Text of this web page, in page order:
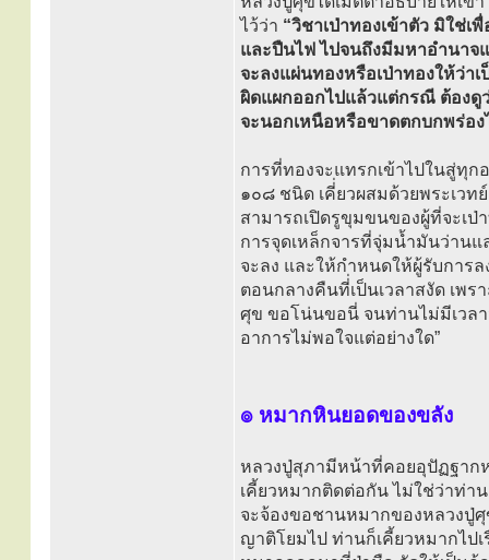
ไว้ว่า “วิชาเป่าทองเข้าตัว มิใช่
และปืนไฟ ไปจนถึงมีมหาอำนา
จะลงแผ่นทองหรือเป่าทองให้ว่า
ผิดแผกออกไปแล้วแต่กรณี ต้องดู
จะนอกเหนือหรือขาดตกบกพร่อง
การที่ทองจะแทรกเข้าไปในสู่ทุก
๑๐๘ ชนิด เคี่่ยวผสมด้วยพระเว
สามารถเปิดรูขุมขนของผู้ที่จะเป่
การจุดเหล็กจารที่จุ่มน้ำมันว่านแ
จะลง และให้กำหนดให้ผู้รับการล
ตอนกลางคืนที่่เป็นเวลาสงัด เพ
ศุข ขอโน่นขอนี่ จนท่านไม่มีเวล
อาการไม่พอใจแต่อย่างใด”
๏ หมากหินยอดของขลัง
หลวงปู่สุภามีหน้าที่คอยอุปัฏฐาก
เคี้ยวหมากติดต่อกัน ไม่ใช่ว่าท่า
จะจ้องขอชานหมากของหลวงปู่
ญาติโยมไป ท่านก็เคี้ยวหมากไป